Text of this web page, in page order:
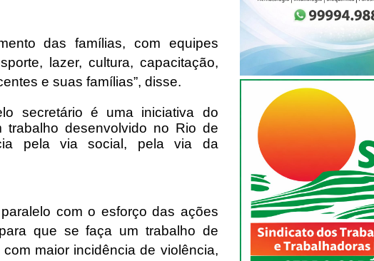
das famílias, com equipes
lazer, cultura, capacitação,
e suas famílias”, disse.
secretário é uma iniciativa do
desenvolvido no Rio de
pela via social, pela via da
com o esforço das ações
que se faça um trabalho de
maior incidência de violência,